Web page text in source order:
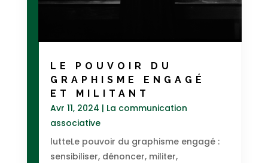
LE POUVOIR DU
GRAPHISME ENGAGÉ
ET MILITANT
Avr 11, 2024 | La communication
associative
lutteLe pouvoir du graphisme engagé :
sensibiliser, dénoncer, militer,